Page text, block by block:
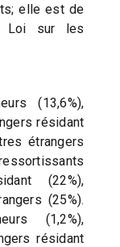
elle est de
Loi sur les
(13,6%),
résidant
étrangers
(22%),
(25%).
(1,2%),
résidant